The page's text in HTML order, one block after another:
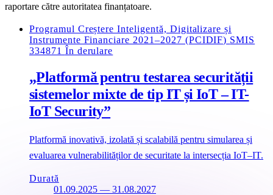
raportare către autoritatea finanțatoare.
Programul Creștere Inteligentă, Digitalizare și
Instrumente Financiare 2021–2027 (PCIDIF) SMIS
334871 În derulare
„Platformă pentru testarea securității
sistemelor mixte de tip IT și IoT – IT-
IoT Security”
Platformă inovativă, izolată și scalabilă pentru simularea și
evaluarea vulnerabilităților de securitate la intersecția IoT–IT.
Durată
01.09.2025 — 31.08.2027